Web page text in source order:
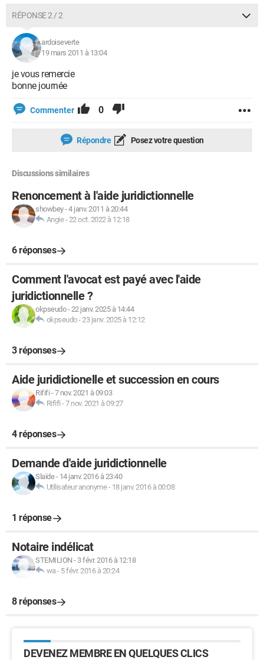
RÉPONSE 2 / 2
ardoiseverte
19 mars 2011 à 13:04
je vous remercie
bonne journée
Commenter 0
Répondre Posez votre question
Discussions similaires
Renoncement à l'aide juridictionnelle
showbey-4 janv. 2011 à 20:44
Angie-22 oct. 2022 à 12:18
6 réponses
Comment l'avocat est payé avec l'aide
juridictionnelle ?
okpseudo-22 janv. 2025 à 14:44
okpseudo-23 janv. 2025 à 12:12
3 réponses
Aide juridictionelle et succession en cours
Rififi -7 nov. 2021 à 09:03
Rififi -7 nov. 2021 à 09:27
4 réponses
Demande d'aide juridictionnelle
Slaïde- 14 janv. 2016 à 23:40
Utilisateur anonyme- 18 janv. 2016 à 00:08
1 réponse
Notaire indélicat
STEMILION - 3 févr. 2016 à 12:18
wa - 5 févr. 2016 à 20:24
8 réponses
DEVENEZ MEMBRE EN QUELQUES CLICS